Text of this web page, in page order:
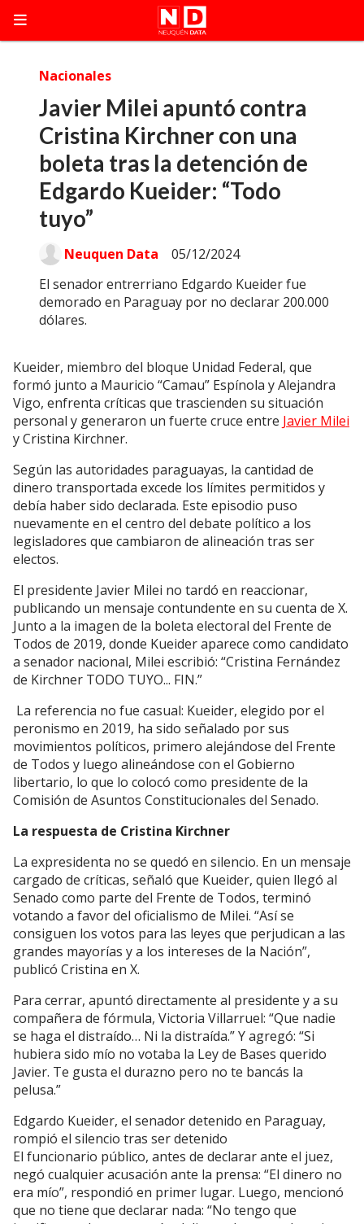
Javier Milei apuntó contra
Cristina Kirchner con una
boleta tras la detención de
Edgardo Kueider: “Todo
tuyo”
El senador entrerriano Edgardo Kueider fue
demorado en Paraguay por no declarar 200.000
dólares.
Nacionales
05/12/2024
Neuquen Data
Kueider, miembro del bloque Unidad Federal, que
formó junto a Mauricio “Camau” Espínola y Alejandra
Vigo, enfrenta críticas que trascienden su situación
personal y generaron un fuerte cruce entre Javier Milei
y Cristina Kirchner.
Según las autoridades paraguayas, la cantidad de
dinero transportada excede los límites permitidos y
debía haber sido declarada. Este episodio puso
nuevamente en el centro del debate político a los
legisladores que cambiaron de alineación tras ser
electos.
El presidente Javier Milei no tardó en reaccionar,
publicando un mensaje contundente en su cuenta de X.
Junto a la imagen de la boleta electoral del Frente de
Todos de 2019, donde Kueider aparece como candidato
a senador nacional, Milei escribió: “Cristina Fernández
de Kirchner TODO TUYO... FIN.”
La referencia no fue casual: Kueider, elegido por el
peronismo en 2019, ha sido señalado por sus
movimientos políticos, primero alejándose del Frente
de Todos y luego alineándose con el Gobierno
libertario, lo que lo colocó como presidente de la
Comisión de Asuntos Constitucionales del Senado.
La respuesta de Cristina Kirchner
La expresidenta no se quedó en silencio. En un mensaje
cargado de críticas, señaló que Kueider, quien llegó al
Senado como parte del Frente de Todos, terminó
votando a favor del oficialismo de Milei. “Así se
consiguen los votos para las leyes que perjudican a las
grandes mayorías y a los intereses de la Nación”,
publicó Cristina en X.
Para cerrar, apuntó directamente al presidente y a su
compañera de fórmula, Victoria Villarruel: “Que nadie
se haga el distraído… Ni la distraída.” Y agregó: “Si
hubiera sido mío no votaba la Ley de Bases querido
Javier. Te gusta el durazno pero no te bancás la
pelusa.”
Edgardo Kueider, el senador detenido en Paraguay,
rompió el silencio tras ser detenido
El funcionario público, antes de declarar ante el juez,
negó cualquier acusación ante la prensa: “El dinero no
era mío”, respondió en primer lugar. Luego, mencionó
que no tiene que declarar nada: “No tengo que